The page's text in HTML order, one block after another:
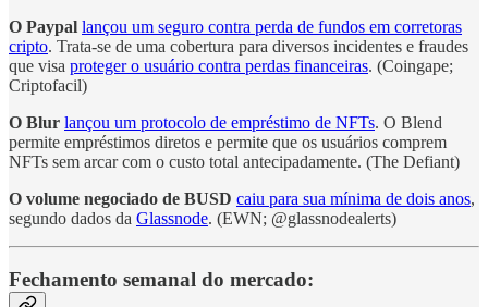
O Paypal lançou um seguro contra perda de fundos em corretoras
cripto. Trata-se de uma cobertura para diversos incidentes e fraudes
que visa proteger o usuário contra perdas financeiras. (Coingape;
Criptofacil)
O Blur lançou um protocolo de empréstimo de NFTs. O Blend
permite empréstimos diretos e permite que os usuários comprem
NFTs sem arcar com o custo total antecipadamente. (The Defiant)
O volume negociado de BUSD caiu para sua mínima de dois anos,
segundo dados da Glassnode. (EWN; @glassnodealerts)
Fechamento semanal do mercado: